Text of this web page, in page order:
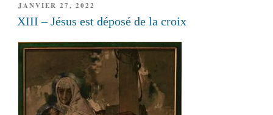
PUBLIÉ
LE
JANVIER 27, 2022
XIII – Jésus est déposé de la croix